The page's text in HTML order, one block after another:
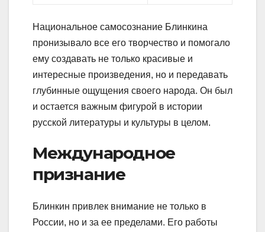
Национальное самосознание Блинкина
пронизывало все его творчество и помогало
ему создавать не только красивые и
интересные произведения, но и передавать
глубинные ощущения своего народа. Он был
и остается важным фигурой в истории
русской литературы и культуры в целом.
Международное
признание
Блинкин привлек внимание не только в
России, но и за ее пределами. Его работы